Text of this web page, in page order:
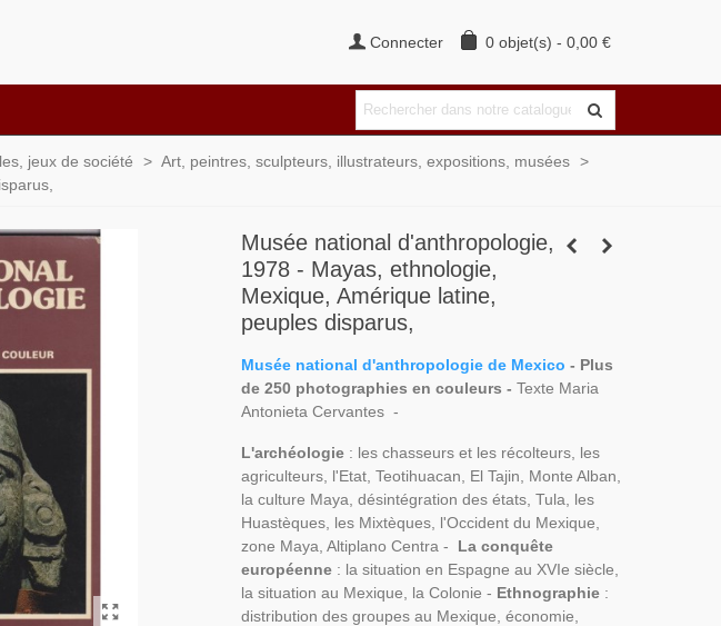
Connecter 0 objet(s) - 0,00 €
jeux de société > Art, peintres, sculpteurs, illustrateurs, expositions, musées >
Musée national d'anthropologie,
1978 - Mayas, ethnologie,
Mexique, Amérique latine,
peuples disparus,
Musée national d'anthropologie de Mexico - Plus
de 250 photographies en couleurs - Texte Maria
Antonieta Cervantes -
L'archéologie: les chasseurs et les récolteurs, les
agriculteurs, l'Etat, Teotihuacan, El Tajin, Monte Alban,
la culture Maya, désintégration des états, Tula, les
Huastèques, les Mixtèques, l'Occident du Mexique,
zone Maya, Altiplano Centra - La conquête
européenne: la situation en Espagne au XVIe siècle,
la situation au Mexique, la Colonie - Ethnographie:
distribution des groupes au Mexique, économie,